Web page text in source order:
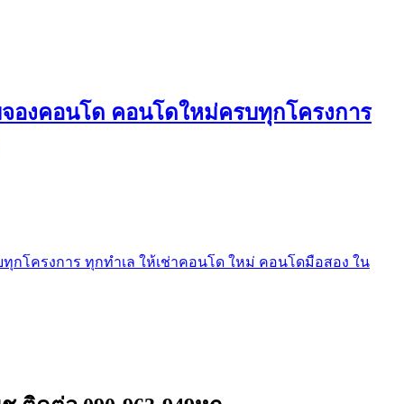
องคอนโด คอนโดใหม่ครบทุกโครงการ
โครงการ ทุกทำเล ให้เช่าคอนโด ใหม่ คอนโดมือสอง ใน